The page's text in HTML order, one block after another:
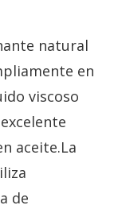
natural
en
viscoso
aceite.La
de